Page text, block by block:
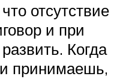
отсутствие
и при
Когда
принимаешь,